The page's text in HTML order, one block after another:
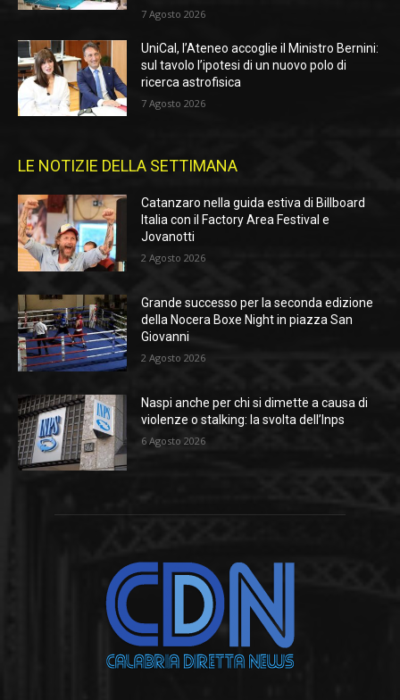
7 Agosto 2026
UniCal, l’Ateneo accoglie il Ministro Bernini:
sul tavolo l’ipotesi di un nuovo polo di
ricerca astrofisica
7 Agosto 2026
LE NOTIZIE DELLA SETTIMANA
Catanzaro nella guida estiva di Billboard
Italia con il Factory Area Festival e
Jovanotti
2 Agosto 2026
Grande successo per la seconda edizione
della Nocera Boxe Night in piazza San
Giovanni
2 Agosto 2026
Naspi anche per chi si dimette a causa di
violenze o stalking: la svolta dell’Inps
6 Agosto 2026